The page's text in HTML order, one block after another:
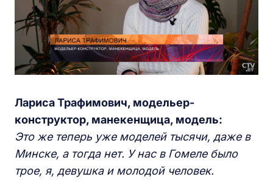
Лариса Трафимович, модельер-
конструктор, манекенщица, модель:
Это же теперь уже моделей тысячи, даже в
Минске, а тогда нет. У нас в Гомеле было
трое, я, девушка и молодой человек.